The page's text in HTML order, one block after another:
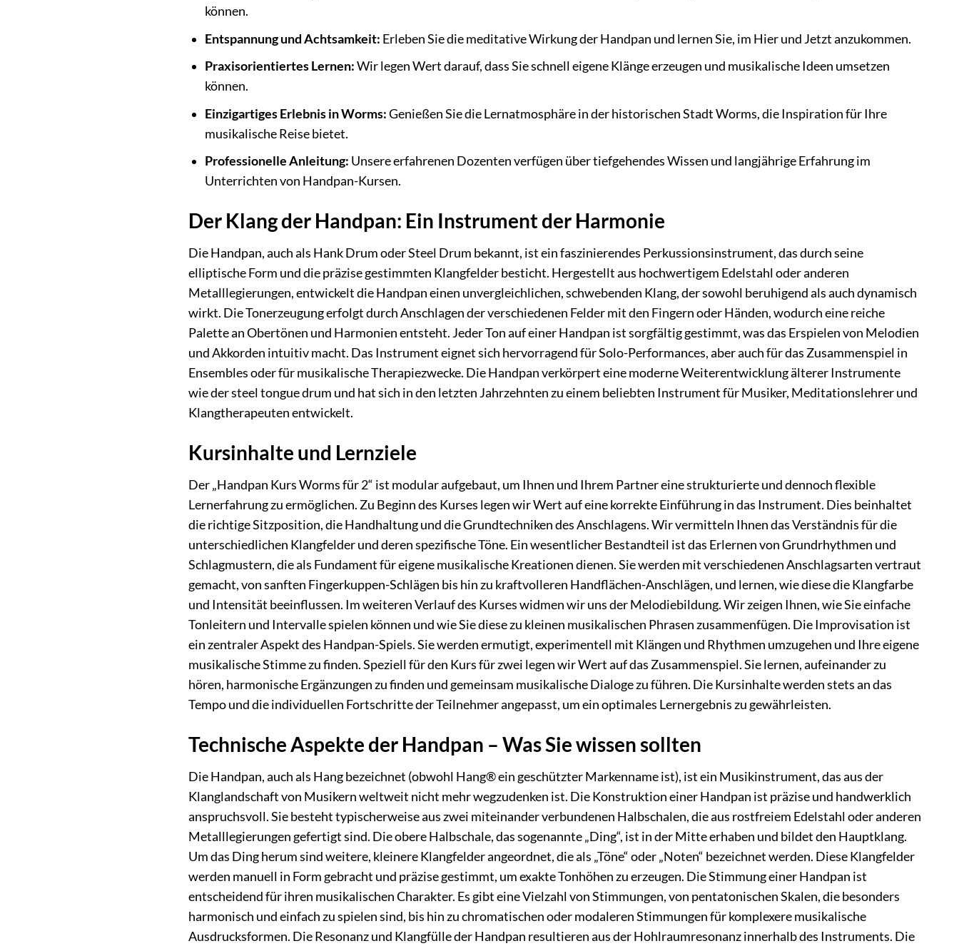
können.
Entspannung und Achtsamkeit: Erleben Sie die meditative Wirkung der Handpan und lernen Sie, im Hier und Jetzt anzukommen.
Praxisorientiertes Lernen:Wir legen Wert darauf, dass Sie schnell eigene Klänge erzeugen und musikalische Ideen umsetzen
können.
Einzigartiges Erlebnis in Worms:Genießen Sie die Lernatmosphäre in der historischen Stadt Worms, die Inspiration für Ihre
musikalische Reise bietet.
Professionelle Anleitung: Unsere erfahrenen Dozenten verfügen über tiefgehendes Wissen und langjährige Erfahrung im
Unterrichten von Handpan-Kursen.
Der Klang der Handpan: Ein Instrument der Harmonie
Die Handpan, auch als Hank Drum oder Steel Drum bekannt, ist ein faszinierendes Perkussionsinstrument, das durch seine
elliptische Form und die präzise gestimmten Klangfelder besticht. Hergestellt aus hochwertigem Edelstahl oder anderen
Metalllegierungen, entwickelt die Handpan einen unvergleichlichen, schwebenden Klang, der sowohl beruhigend als auch dynamisch
wirkt. Die Tonerzeugung erfolgt durch Anschlagen der verschiedenen Felder mit den Fingern oder Händen, wodurch eine reiche
Palette an Obertönen und Harmonien entsteht. Jeder Ton auf einer Handpan ist sorgfältig gestimmt, was das Erspielen von Melodien
und Akkorden intuitiv macht. Das Instrument eignet sich hervorragend für Solo-Performances, aber auch für das Zusammenspiel in
Ensembles oder für musikalische Therapiezwecke. Die Handpan verkörpert eine moderne Weiterentwicklung älterer Instrumente
wie der steel tongue drum und hat sich in den letzten Jahrzehnten zu einem beliebten Instrument für Musiker, Meditationslehrer und
Klangtherapeuten entwickelt.
Kursinhalte und Lernziele
Der „Handpan Kurs Worms für 2“ ist modular aufgebaut, um Ihnen und Ihrem Partner eine strukturierte und dennoch flexible
Lernerfahrung zu ermöglichen. Zu Beginn des Kurses legen wir Wert auf eine korrekte Einführung in das Instrument. Dies beinhaltet
die richtige Sitzposition, die Handhaltung und die Grundtechniken des Anschlagens. Wir vermitteln Ihnen das Verständnis für die
unterschiedlichen Klangfelder und deren spezifische Töne. Ein wesentlicher Bestandteil ist das Erlernen von Grundrhythmen und
Schlagmustern, die als Fundament für eigene musikalische Kreationen dienen. Sie werden mit verschiedenen Anschlagsarten vertraut
gemacht, von sanften Fingerkuppen-Schlägen bis hin zu kraftvolleren Handflächen-Anschlägen, und lernen, wie diese die Klangfarbe
und Intensität beeinflussen. Im weiteren Verlauf des Kurses widmen wir uns der Melodiebildung. Wir zeigen Ihnen, wie Sie einfache
Tonleitern und Intervalle spielen können und wie Sie diese zu kleinen musikalischen Phrasen zusammenfügen. Die Improvisation ist
ein zentraler Aspekt des Handpan-Spiels. Sie werden ermutigt, experimentell mit Klängen und Rhythmen umzugehen und Ihre eigene
musikalische Stimme zu finden. Speziell für den Kurs für zwei legen wir Wert auf das Zusammenspiel. Sie lernen, aufeinander zu
hören, harmonische Ergänzungen zu finden und gemeinsam musikalische Dialoge zu führen. Die Kursinhalte werden stets an das
Tempo und die individuellen Fortschritte der Teilnehmer angepasst, um ein optimales Lernergebnis zu gewährleisten.
Technische Aspekte der Handpan – Was Sie wissen sollten
Die Handpan, auch als Hang bezeichnet (obwohl Hang® ein geschützter Markenname ist), ist ein Musikinstrument, das aus der
Klanglandschaft von Musikern weltweit nicht mehr wegzudenken ist. Die Konstruktion einer Handpan ist präzise und handwerklich
anspruchsvoll. Sie besteht typischerweise aus zwei miteinander verbundenen Halbschalen, die aus rostfreiem Edelstahl oder anderen
Metalllegierungen gefertigt sind. Die obere Halbschale, das sogenannte „Ding“, ist in der Mitte erhaben und bildet den Hauptklang.
Um das Ding herum sind weitere, kleinere Klangfelder angeordnet, die als „Töne“ oder „Noten“ bezeichnet werden. Diese Klangfelder
werden manuell in Form gebracht und präzise gestimmt, um exakte Tonhöhen zu erzeugen. Die Stimmung einer Handpan ist
entscheidend für ihren musikalischen Charakter. Es gibt eine Vielzahl von Stimmungen, von pentatonischen Skalen, die besonders
harmonisch und einfach zu spielen sind, bis hin zu chromatischen oder modaleren Stimmungen für komplexere musikalische
Ausdrucksformen. Die Resonanz und Klangfülle der Handpan resultieren aus der Hohlraumresonanz innerhalb des Instruments. Die